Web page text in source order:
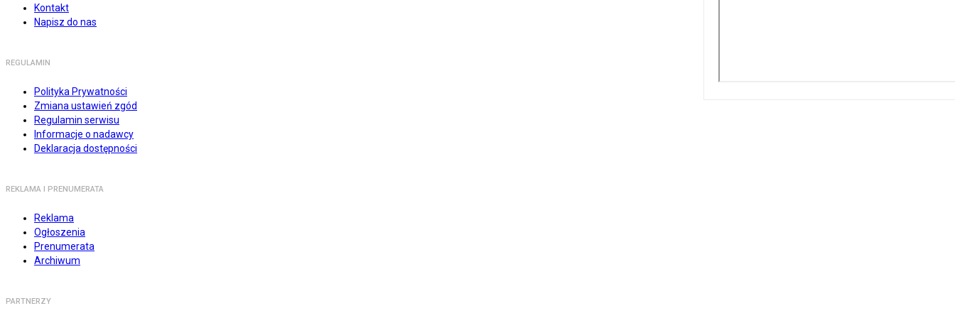
Kontakt
Napisz do nas
REGULAMIN
Polityka Prywatności
Zmiana ustawień zgód
Regulamin serwisu
Informacje o nadawcy
Deklaracja dostępności
REKLAMA I PRENUMERATA
Reklama
Ogłoszenia
Prenumerata
Archiwum
PARTNERZY